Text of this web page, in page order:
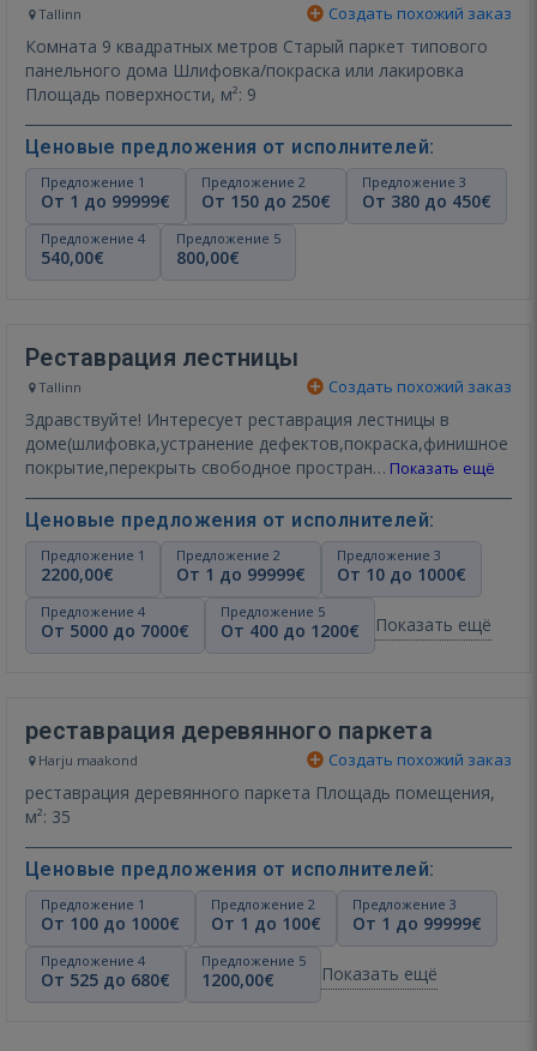
Tallinn Создать похожий заказ
Комната 9 квадратных метров Старый паркет типового
панельного дома Шлифовка/покраска или лакировка
Площадь поверхности, м²: 9
Ценовые предложения от исполнителей:
Предложение 1
От 1 до 99999€
Предложение 2
От 150 до 250€
Предложение 3
От 380 до 450€
Предложение 4
540,00€
Предложение 5
800,00€
Реставрация лестницы
Tallinn Создать похожий заказ
Здравствуйте! Интересует реставрация лестницы в
доме(шлифовка,устранение дефектов,покраска,финишное
покрытие,перекрыть свободное простран… Показать ещё
Ценовые предложения от исполнителей:
Предложение 1
2200,00€
Предложение 2
От 1 до 99999€
Предложение 3
От 10 до 1000€
Предложение 4
От 5000 до 7000€
Предложение 5
От 400 до 1200€ Показать ещё
реставрация деревянного паркета
Harju maakond Создать похожий заказ
реставрация деревянного паркета Площадь помещения,
м²: 35
Ценовые предложения от исполнителей:
Предложение 1
От 100 до 1000€
Предложение 2
От 1 до 100€
Предложение 3
От 1 до 99999€
Предложение 4
От 525 до 680€
Предложение 5
1200,00€ Показать ещё